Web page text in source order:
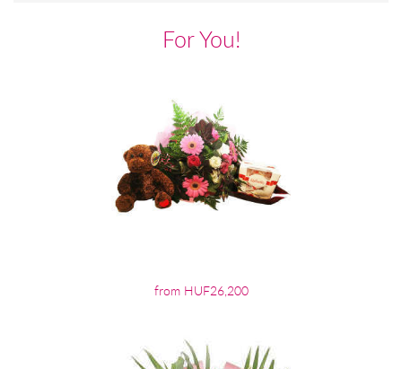
For You!
from HUF26,200